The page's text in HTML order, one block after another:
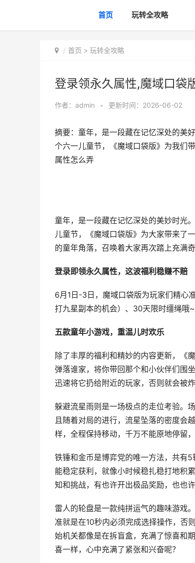
首页 玩转全攻略
首页 > 玩转全攻略
登录领永久属性,魔域口袋
作者： admin • 更新时间：2026-06-02
摘要：童年，是一段藏在记忆深处的美
个六一儿童节，《魔域口袋版》为我们
属性怎么弄
童年，是一段藏在记忆深处的美妙时光
儿童节，《魔域口袋版》为大家带来了
的童年角落，召唤着大家再次踏上充满
登录即领永久属性，这波福利稳赚不赔
6月1日-3日，魔域口袋版为玩家们精心
打九星副本的机会）、30天限时缰绳哦~
五款童年小游戏，重温儿时欢乐
除了丰厚的福利和精妙的内容更新，《
弹落谁家，将你带回那个和小伙伴们围
迅速将它扔给附近的玩家，否则就会被炸
躲避流星雨则是一场极点的走位考验。
且随着对局的进行，流星坠落的密度会
样，全程保持移动，千万不能原地停留
铁锤和金币是博弈党的唯一方法，共有
能稳定获利，就像小时候稳扎稳打地积
知和挑战，有也许开出极品奖励，也也
雷人的轮盘是一款纯拼运气的趣味游戏
准就是在10秒内必须完成选择操作，否
始机关都像是在拆盲盒，充满了惊喜和
喜一样，心中充满了紧张和兴奋呢？